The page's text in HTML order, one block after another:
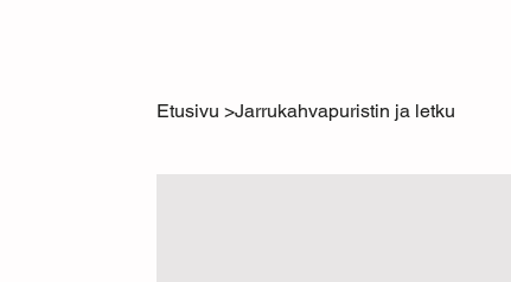
Etusivu >Jarrukahvapuristin ja letku